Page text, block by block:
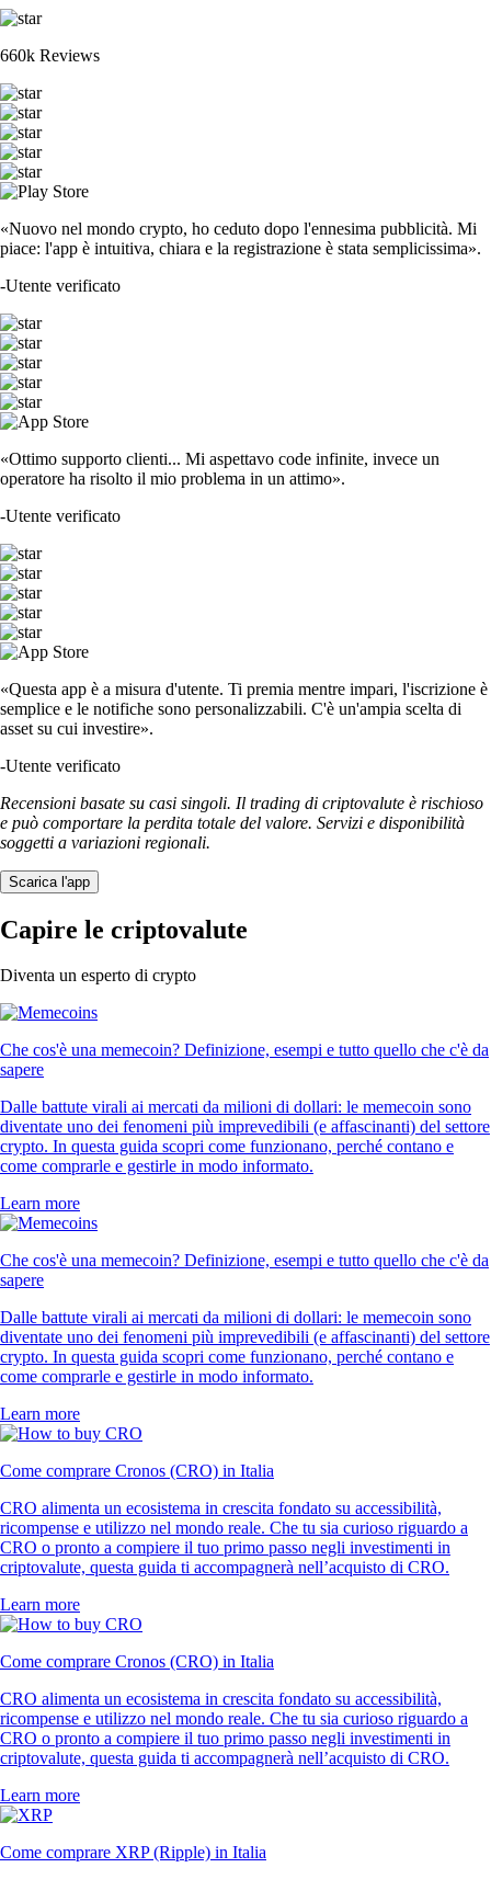
660k Reviews
«Nuovo nel mondo crypto, ho ceduto dopo l'ennesima pubblicità. Mi
piace: l'app è intuitiva, chiara e la registrazione è stata semplicissima».
-Utente verificato
«Ottimo supporto clienti... Mi aspettavo code infinite, invece un
operatore ha risolto il mio problema in un attimo».
-Utente verificato
«Questa app è a misura d'utente. Ti premia mentre impari, l'iscrizione è
semplice e le notifiche sono personalizzabili. C'è un'ampia scelta di
asset su cui investire».
-Utente verificato
Recensioni basate su casi singoli. Il trading di criptovalute è rischioso
e può comportare la perdita totale del valore. Servizi e disponibilità
soggetti a variazioni regionali.
Scarica l'app
Capire le criptovalute
Diventa un esperto di crypto
Che cos'è una memecoin? Definizione, esempi e tutto quello che c'è da
sapere
Dalle battute virali ai mercati da milioni di dollari: le memecoin sono
diventate uno dei fenomeni più imprevedibili (e affascinanti) del settore
crypto. In questa guida scopri come funzionano, perché contano e
come comprarle e gestirle in modo informato.
Learn more
Che cos'è una memecoin? Definizione, esempi e tutto quello che c'è da
sapere
Dalle battute virali ai mercati da milioni di dollari: le memecoin sono
diventate uno dei fenomeni più imprevedibili (e affascinanti) del settore
crypto. In questa guida scopri come funzionano, perché contano e
come comprarle e gestirle in modo informato.
Learn more
Come comprare Cronos (CRO) in Italia
CRO alimenta un ecosistema in crescita fondato su accessibilità,
ricompense e utilizzo nel mondo reale. Che tu sia curioso riguardo a
CRO o pronto a compiere il tuo primo passo negli investimenti in
criptovalute, questa guida ti accompagnerà nell’acquisto di CRO.
Learn more
Come comprare Cronos (CRO) in Italia
CRO alimenta un ecosistema in crescita fondato su accessibilità,
ricompense e utilizzo nel mondo reale. Che tu sia curioso riguardo a
CRO o pronto a compiere il tuo primo passo negli investimenti in
criptovalute, questa guida ti accompagnerà nell’acquisto di CRO.
Learn more
Come comprare XRP (Ripple) in Italia